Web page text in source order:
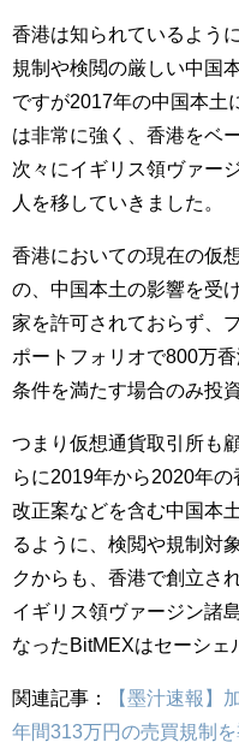
香港は知られているよう
規制や検閲の厳しい中国
ですが2017年の中国本土
は非常に強く、香港をベ
次々にイギリス領ヴァー
人を移していきました。
香港においての現在の仮
の、中国本土の影響を受
家を許可されておらず、
ポートフォリオで800万
条件を満たす場合のみ投
つまり仮想通貨取引所も
らに2019年から2020年
改正案などを含む中国本
るように、検閲や規制対
クからも、香港で創立さ
イギリス領ヴァージン諸
なったBitMEXはセーシェ
関連記事：
【墨汁速報】
年間313万円の売買規制